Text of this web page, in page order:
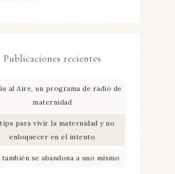
Publicaciones recientes
al Aire, un programa de radio de
maternidad
para vivir la maternidad y no
enloquecer en el intento
se abandona a uno mismo